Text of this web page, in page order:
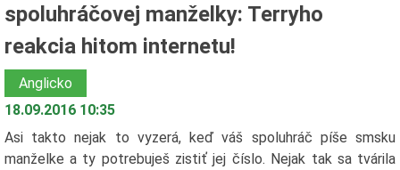
spoluhráčovej manželky: Terryho
reakcia hitom internetu!
Anglicko
18.09.2016 10:35
Asi takto nejak to vyzerá, keď váš spoluhráč píše smsku
manželke a ty potrebuješ zistiť jej číslo. Nejak tak sa tvárila